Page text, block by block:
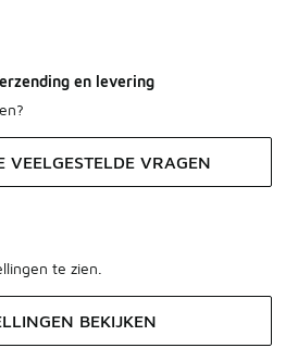
en levering
VEELGESTELDE VRAGEN
te zien.
BEKIJKEN